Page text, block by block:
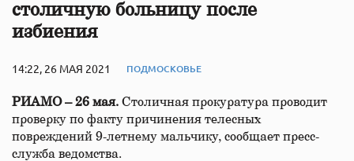
столичную больницу после
избиения
14:22, 26 МАЯ 2021 ПОДМОСКОВЬЕ
РИАМО – 26 мая. Столичная прокуратура проводит
проверку по факту причинения телесных
повреждений 9-летнему мальчику, сообщает пресс-
служба ведомства.